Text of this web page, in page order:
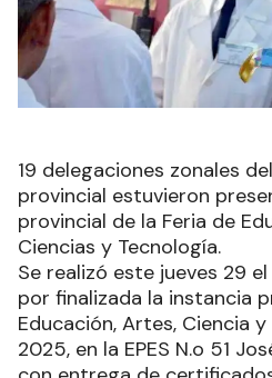
19 delegaciones zonales
provincial estuvieron
provincial de la Feria de
Ciencias y Tecnología.
Se realizó este jueves 29
por finalizada la instancia
Educación, Artes, Ciencia
2025, en la EPES N.o 51